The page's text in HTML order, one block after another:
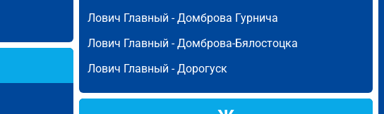
Лович Главный -Домброва Гурнича
Лович Главный -Домброва-Бялостоцка
Лович Главный -Дорогуск